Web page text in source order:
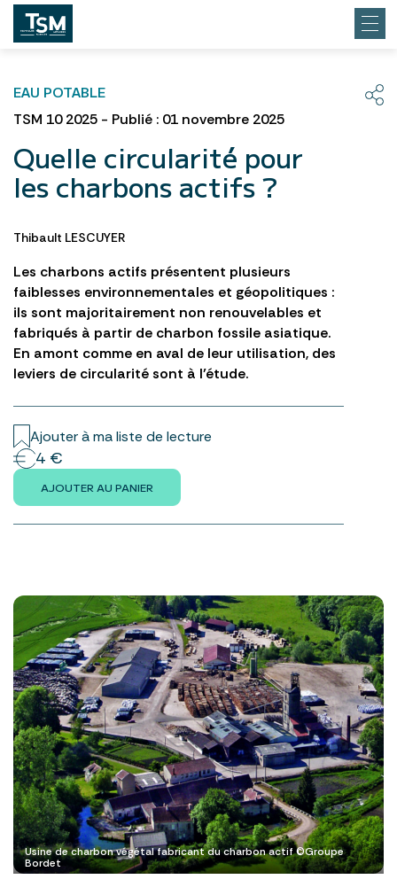
EAU POTABLE
TSM 10 2025 - Publié : 01 novembre 2025
Quelle circularité pour
les charbons actifs ?
Thibault LESCUYER
Les charbons actifs présentent plusieurs
faiblesses environnementales et géopolitiques :
ils sont majoritairement non renouvelables et
fabriqués à partir de charbon fossile asiatique.
En amont comme en aval de leur utilisation, des
leviers de circularité sont à l’étude.
Ajouter à ma liste de lecture
4 €
AJOUTER AU PANIER
Usine de charbon végétal fabricant du charbon actif ©Groupe
Bordet